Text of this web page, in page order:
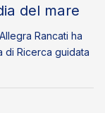
del mare
Rancati ha
di Ricerca guidata